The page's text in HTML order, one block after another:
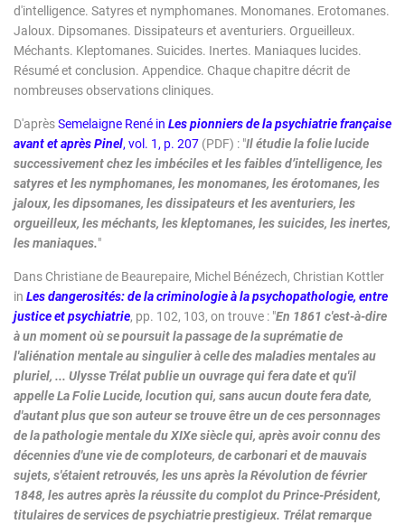
d'intelligence. Satyres et nymphomanes. Monomanes. Erotomanes.
Jaloux. Dipsomanes. Dissipateurs et aventuriers. Orgueilleux.
Méchants. Kleptomanes. Suicides. Inertes. Maniaques lucides.
Résumé et conclusion. Appendice. Chaque chapitre décrit de
nombreuses observations cliniques.
D'aprèsSemelaigne René in Les pionniers de la psychiatrie française
avant et après Pinel, vol. 1, p. 207 (PDF) : "Il étudie la folie lucide
successivement chez les imbéciles et les faibles d’intelligence, les
satyres et les nymphomanes, les monomanes, les érotomanes, les
jaloux, les dipsomanes, les dissipateurs et les aventuriers, les
orgueilleux, les méchants, les kleptomanes, les suicides, les inertes,
les maniaques."
Dans Christiane de Beaurepaire, Michel Bénézech, Christian Kottler
in Les dangerosités: de la criminologie à la psychopathologie, entre
justice et psychiatrie, pp. 102, 103, on trouve : "En 1861 c'est-à-dire
à un moment où se poursuit la passage de la suprématie de
l'aliénation mentale au singulier à celle des maladies mentales au
pluriel, ... Ulysse Trélat publie un ouvrage qui fera date et qu'il
appelle La Folie Lucide, locution qui, sans aucun doute fera date,
d'autant plus que son auteur se trouve être un de ces personnages
de la pathologie mentale du XIXe siècle qui, après avoir connu des
décennies d'une vie de comploteurs, de carbonari et de mauvais
sujets, s'étaient retrouvés, les uns après la Révolution de février
1848, les autres après la réussite du complot du Prince-Président,
titulaires de services de psychiatrie prestigieux. Trélat remarque